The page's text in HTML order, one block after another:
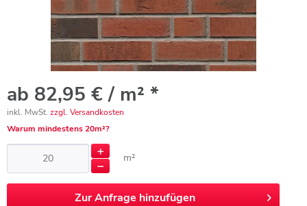
ab 82,95 € / m² *
inkl. MwSt. zzgl. Versandkosten
Warum mindestens 20m²?
m²
ZurAnfrage hinzufügen